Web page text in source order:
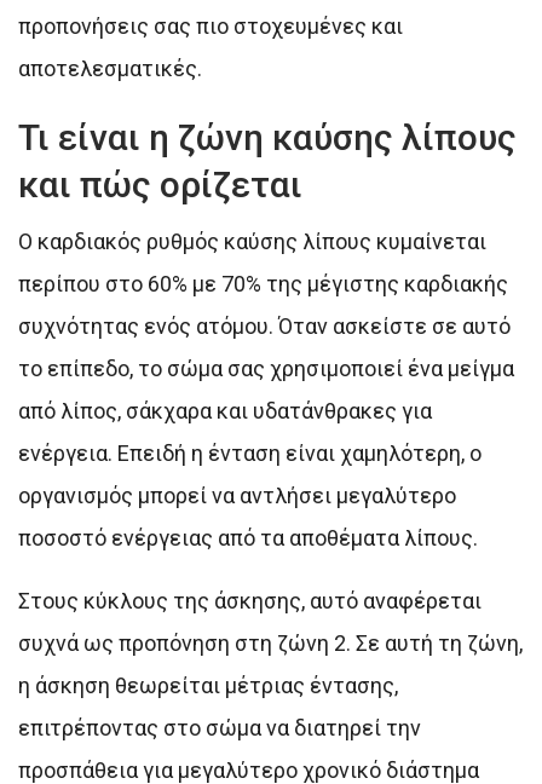
προπονήσεις σας πιο στοχευμένες και
αποτελεσματικές.
Τι είναι η ζώνη καύσης λίπους
και πώς ορίζεται
Ο καρδιακός ρυθμός καύσης λίπους κυμαίνεται
περίπου στο 60% με 70% της μέγιστης καρδιακής
συχνότητας ενός ατόμου. Όταν ασκείστε σε αυτό
το επίπεδο, το σώμα σας χρησιμοποιεί ένα μείγμα
από λίπος, σάκχαρα και υδατάνθρακες για
ενέργεια. Επειδή η ένταση είναι χαμηλότερη, ο
οργανισμός μπορεί να αντλήσει μεγαλύτερο
ποσοστό ενέργειας από τα αποθέματα λίπους.
Στους κύκλους της άσκησης, αυτό αναφέρεται
συχνά ως προπόνηση στη ζώνη 2. Σε αυτή τη ζώνη,
η άσκηση θεωρείται μέτριας έντασης,
επιτρέποντας στο σώμα να διατηρεί την
προσπάθεια για μεγαλύτερο χρονικό διάστημα